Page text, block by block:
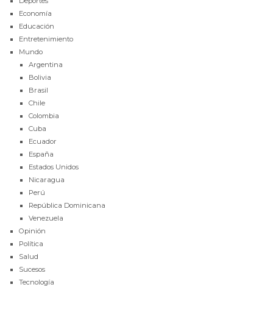
Economía
Educación
Entretenimiento
Mundo
Argentina
Bolivia
Brasil
Chile
Colombia
Cuba
Ecuador
España
Estados Unidos
Nicaragua
Perú
República Dominicana
Venezuela
Opinión
Política
Salud
Sucesos
Tecnología